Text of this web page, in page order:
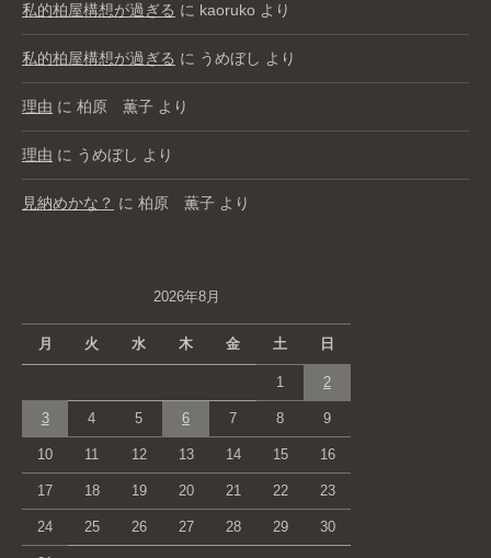
私的柏屋構想が過ぎる に kaoruko より
私的柏屋構想が過ぎる に うめぼし より
理由 に 柏原 薫子 より
理由 に うめぼし より
見納めかな？ に 柏原 薫子 より
2026年8月
月 火 水 木 金 土 日
1 2
3 4 5 6 7 8 9
10 11 12 13 14 15 16
17 18 19 20 21 22 23
24 25 26 27 28 29 30